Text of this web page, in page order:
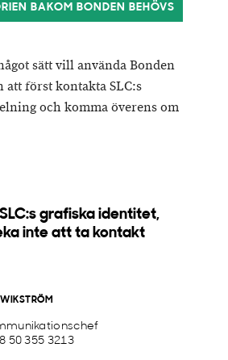
BAKOM BONDEN BEHÖVS
sätt vill använda Bonden
först kontakta SLC:s
och komma överens om
grafiska identitet,
inte att ta kontakt
50 355 3213